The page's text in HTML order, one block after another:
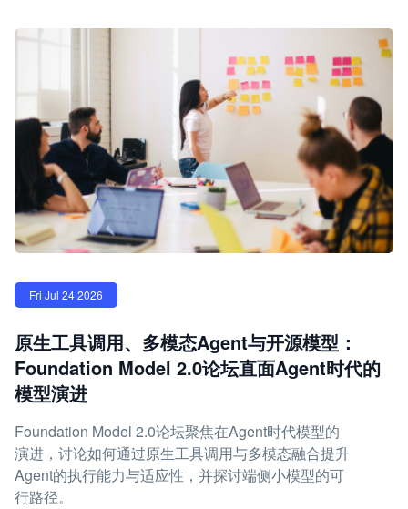
Fri Jul 24 2026
原生工具调用、多模态Agent与开源模型：
Foundation Model 2.0论坛直面Agent时代的
模型演进
Foundation Model 2.0论坛聚焦在Agent时代模型的
演进，讨论如何通过原生工具调用与多模态融合提升
Agent的执行能力与适应性，并探讨端侧小模型的可
行路径。